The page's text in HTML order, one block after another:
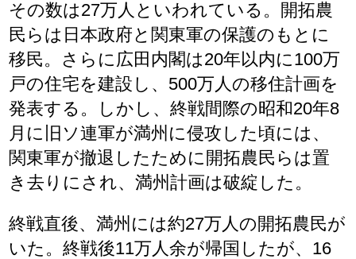
その数は27万人といわれている。開拓農
民らは日本政府と関東軍の保護のもとに
移民。さらに広田内閣は20年以内に100万
戸の住宅を建設し、500万人の移住計画を
発表する。しかし、終戦間際の昭和20年8
月に旧ソ連軍が満州に侵攻した頃には、
関東軍が撤退したために開拓農民らは置
き去りにされ、満州計画は破綻した。
終戦直後、満州には約27万人の開拓農民が
いた。終戦後11万人余が帰国したが、16